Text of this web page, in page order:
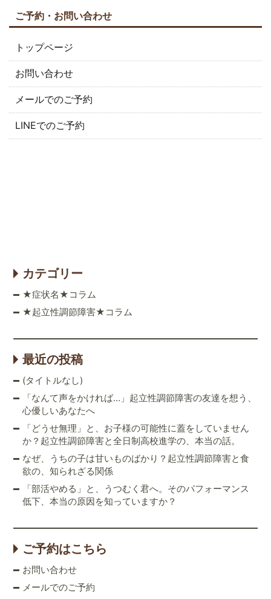
ご予約・お問い合わせ
トップページ
お問い合わせ
メールでのご予約
LINEでのご予約
カテゴリー
★症状名★コラム
★起立性調節障害★コラム
最近の投稿
(タイトルなし)
「なんて声をかければ…」起立性調節障害の友達を想う、
心優しいあなたへ
「どうせ無理」と、お子様の可能性に蓋をしていません
か？起立性調節障害と全日制高校進学の、本当の話。
なぜ、うちの子は甘いものばかり？起立性調節障害と食
欲の、知られざる関係
「部活やめる」と、うつむく君へ。そのパフォーマンス
低下、本当の原因を知っていますか？
ご予約はこちら
お問い合わせ
メールでのご予約